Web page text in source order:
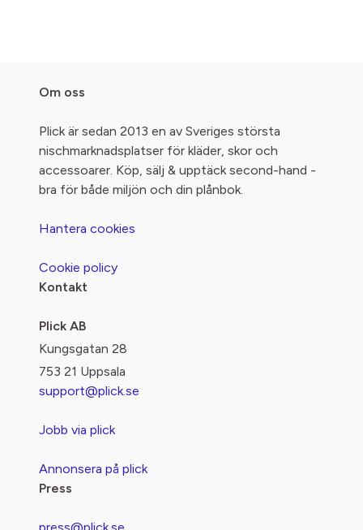
Om oss
Plick är sedan 2013 en av Sveriges största
nischmarknadsplatser för kläder, skor och
accessoarer. Köp, sälj & upptäck second-hand -
bra för både miljön och din plånbok.
Hantera cookies
Cookie policy
Kontakt
Plick AB
Kungsgatan 28
753 21 Uppsala
support@plick.se
Jobb via plick
Annonsera på plick
Press